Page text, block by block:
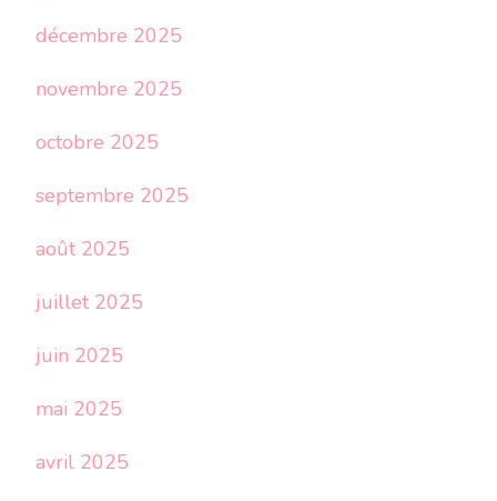
décembre 2025
novembre 2025
octobre 2025
septembre 2025
août 2025
juillet 2025
juin 2025
mai 2025
avril 2025